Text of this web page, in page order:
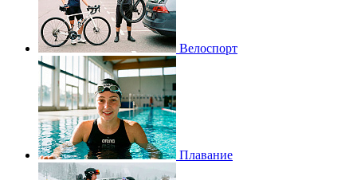
Велоспорт
Плавание